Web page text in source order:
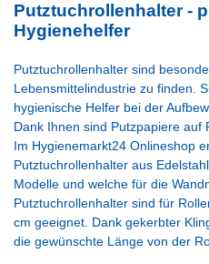
Putztuchrollenhalter -
Hygienehelfer
Putztuchrollenhalter sind
Lebensmittelindustrie zu finden.
hygienische Helfer bei der
Dank Ihnen sind Putzpapiere auf
Im Hygienemarkt24 Onlineshop
Putztuchrollenhalter aus
Modelle und welche für die
Putztuchrollenhalter sind für
cm geeignet. Dank gekerbter
die gewünschte Länge von der